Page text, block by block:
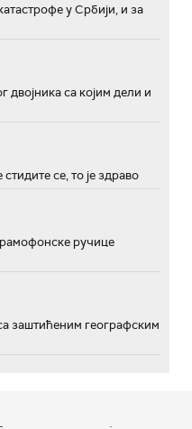
у Србији, и за
двојника са којим дели и
се, то је здраво
ручице
заштићеним географским